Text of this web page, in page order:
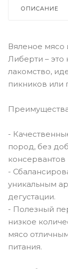
ОПИСАНИЕ
Вяленое мясо
Либерти –
лакомство,
пикников или
-
пород, без
консервантов
-
уникальным
дегустации.
- Полезный
низкое
мясо
питания.